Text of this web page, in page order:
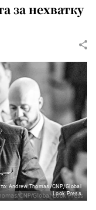
за нехватку
Andrew Thomas/CNP/Global
Look Press